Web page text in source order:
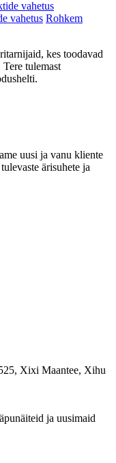
vahetus Rohkem
kes toodavad
tulemast
uusi ja vanu kliente
ärisuhete ja
Xixi Maantee, Xihu
ja uusimaid